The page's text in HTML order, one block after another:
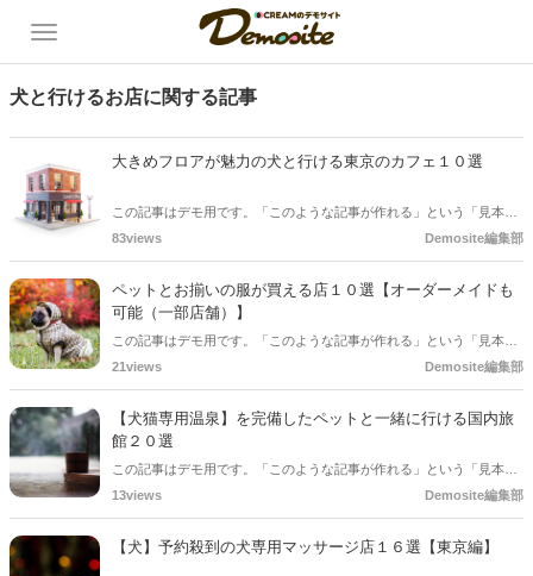
犬と行けるお店に関する記事
大きめフロアが魅力の犬と行ける東京のカフェ１０選
この記事はデモ用です。「このような記事が作れる」という「見本」
としてご確認ください。
83views Demosite編集部
ペットとお揃いの服が買える店１０選【オーダーメイドも
可能（一部店舗）】
この記事はデモ用です。「このような記事が作れる」という「見本」
としてご確認ください。
21views Demosite編集部
【犬猫専用温泉】を完備したペットと一緒に行ける国内旅
館２０選
この記事はデモ用です。「このような記事が作れる」という「見本」
としてご確認ください。
13views Demosite編集部
【犬】予約殺到の犬専用マッサージ店１６選【東京編】